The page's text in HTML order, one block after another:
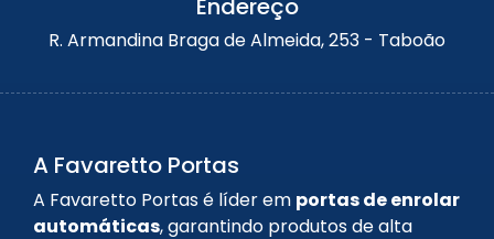
R. Armandina Braga de Almeida, 253 - Taboão
A Favaretto Portas
A Favaretto Portas é líder em portas de enrolar
automáticas, garantindo produtos de alta